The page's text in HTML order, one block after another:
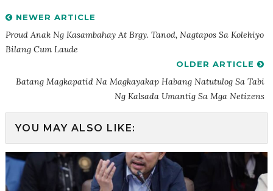
NEWER ARTICLE
Proud Anak Ng Kasambahay At Brgy. Tanod, Nagtapos Sa Kolehiyo
Bilang Cum Laude
OLDER ARTICLE
Batang Magkapatid Na Magkayakap Habang Natutulog Sa Tabi
Ng Kalsada Umantig Sa Mga Netizens
YOU MAY ALSO LIKE: